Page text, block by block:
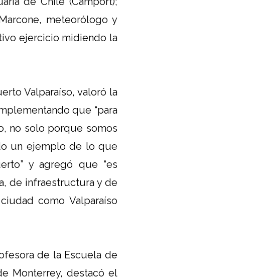
meteorólogo y
ejercicio midiendo la
Valparaíso, valoró la
que “para
no solo porque somos
un ejemplo de lo que
y agregó que “es
de infraestructura y de
como Valparaíso
de la Escuela de
Monterrey, destacó el